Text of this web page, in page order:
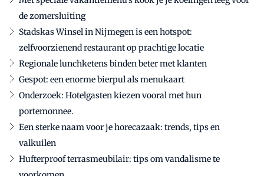
de zomersluiting
Stadskas Winsel in Nijmegen is een hotspot:
zelfvoorzienend restaurant op prachtige locatie
Regionale lunchketens binden beter met klanten
Gespot: een enorme bierpul als menukaart
Onderzoek: Hotelgasten kiezen vooral met hun
portemonnee.
Een sterke naam voor je horecazaak: trends, tips en
valkuilen
Hufterproof terrasmeubilair: tips om vandalisme te